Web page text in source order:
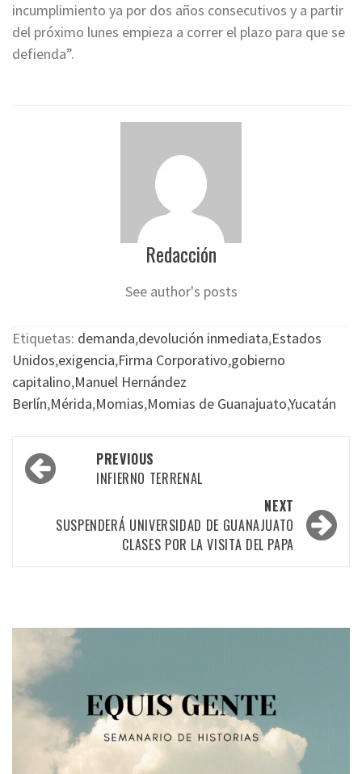
incumplimiento ya por dos años consecutivos y a partir
del próximo lunes empieza a correr el plazo para que se
defienda”.
Redacción
See author's posts
Etiquetas: demanda,devolución inmediata,Estados
Unidos,exigencia,Firma Corporativo,gobierno
capitalino,Manuel Hernández
Berlín,Mérida,Momias,Momias de Guanajuato,Yucatán
Post
navigation
PREVIOUS
INFIERNO TERRENAL
NEXT
SUSPENDERÁ UNIVERSIDAD DE GUANAJUATO
CLASES POR LA VISITA DEL PAPA